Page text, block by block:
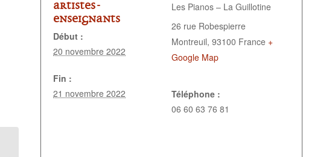
Artistes-
enseignants
Début :
20 novembre 2022
Fin :
21 novembre 2022
Les Pianos – La Guillotine
26 rue Robespierre
Montreuil, 93100 France +
Google Map
Téléphone :
06 60 63 76 81